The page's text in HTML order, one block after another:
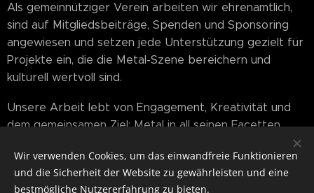
Als gemeinnütziger Verein arbeiten wir ehrenamtlich,
sind auf Mitgliedsbeiträge, Spenden und Sponsoring
angewiesen und setzen jede Unterstützung gezielt für
Projekte ein, die die Metal-Szene bereichern und
kulturell wertvoll sind.
Unsere Arbeit lebt von Engagement, Kreativität und
dem gemeinsamen Ziel: Metal in all seinen Facetten
Wir verwenden Cookies, um das einwandfreie Funktionieren
und die Sicherheit der Website zu gewährleisten und eine
bestmögliche Nutzererfahrung zu bieten.